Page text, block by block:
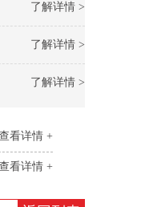
了解详情 >
了解详情 >
了解详情 >
看详情 +
看详情 +